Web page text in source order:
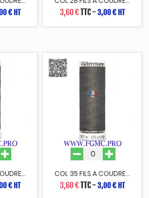
€ HT
3,60 €TTC-3,00 € HT
€ HT
COL 35 FILS A COUDRE...
3,60 €TTC-3,00 € HT